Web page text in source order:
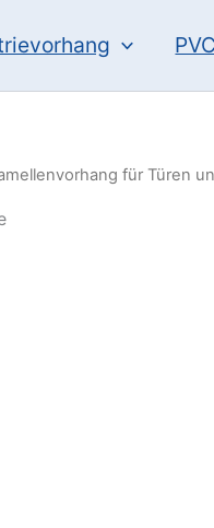
für Türen